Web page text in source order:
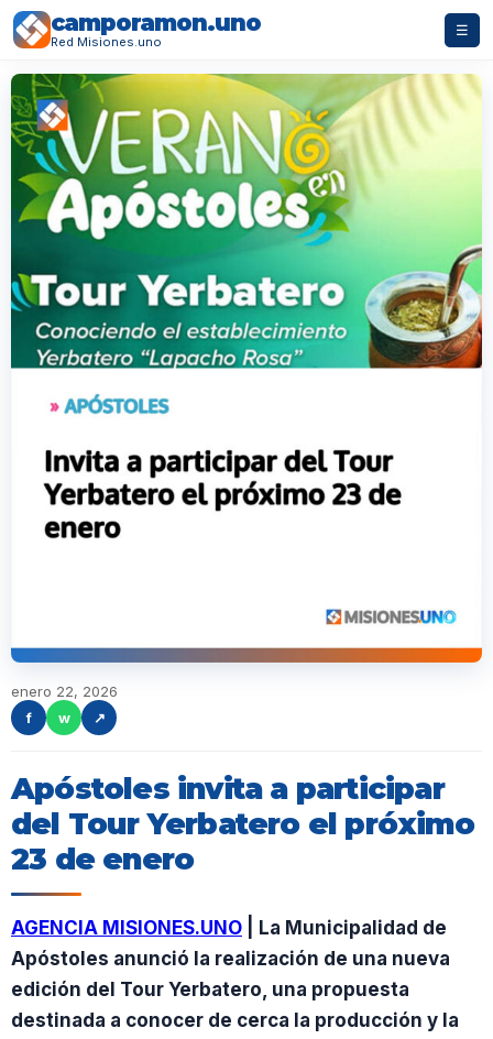
camporamon.uno
Red Misiones.uno
☰
enero 22, 2026
f
w ↗
Apóstoles invita a participar
del Tour Yerbatero el próximo
23 de enero
AGENCIA MISIONES.UNO | La Municipalidad de
Apóstoles anunció la realización de una nueva
edición del Tour Yerbatero, una propuesta
destinada a conocer de cerca la producción y la